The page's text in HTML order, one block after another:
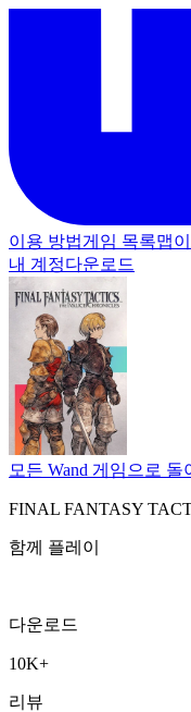
이용 방법게임 목록맵
내 계정다운로드
모든 Wand 게임으로 돌
FINAL FANTASY
함께 플레이
다운로드
10K+
리뷰